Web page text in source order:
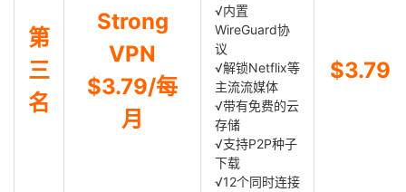
第
三
名
Strong
VPN
$3.79/每
月
√内置
WireGuard协
议
√解锁Netflix等
主流流媒体
√带有免费的云
存储
√支持P2P种子
下载
√12个同时连接
$3.79